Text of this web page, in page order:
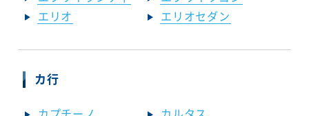
エリオ
エリオセダン
カ行